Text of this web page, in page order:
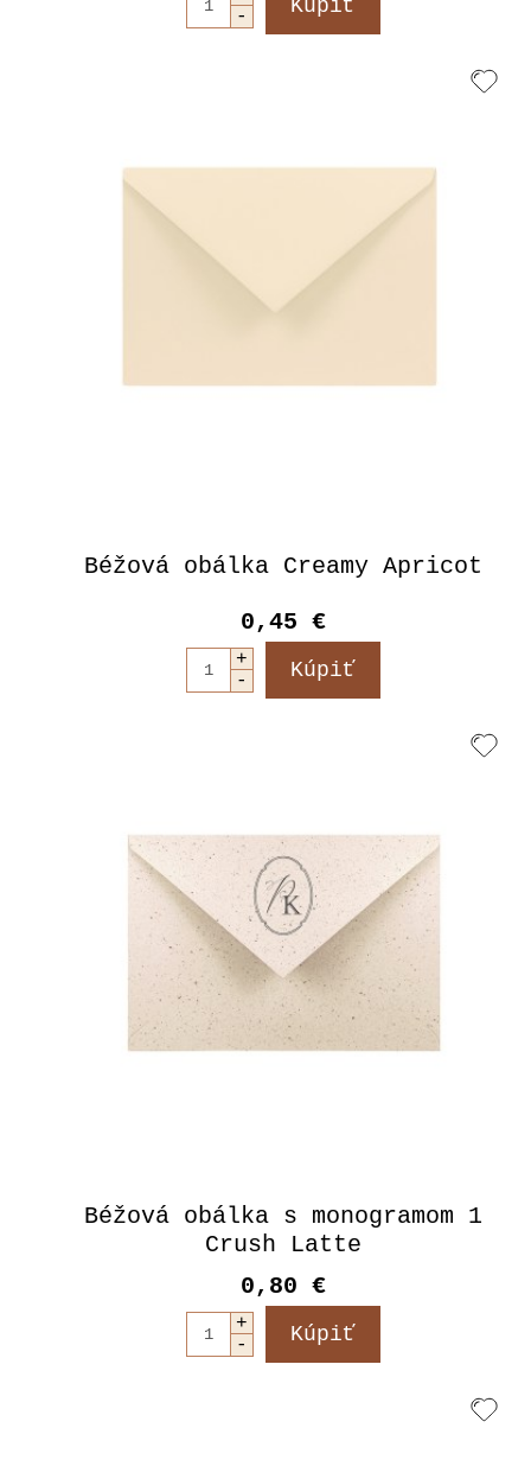
Béžová obálka Creamy Apricot
0,45 €
Béžová obálka s monogramom 1
Crush Latte
0,80 €